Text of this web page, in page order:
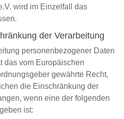
wird im Einzelfall das
der Verarbeitung
personenbezogener Daten
das vom Europäischen
gewährte Recht,
die Einschränkung der
wenn eine der folgenden
ist: